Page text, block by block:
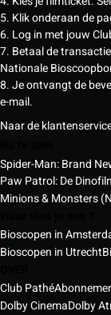
5. Klik onderaan de
6. Log in met jouw
7. Betaal de
Nationale
8. Je ontvangt de
e-mail.
Naar de
Spider-Man: Brand
Paw Patrol: De
Minions & Monsters
Bioscopen in
Bioscopen in Utrecht
Club Pathé
Dolby CinemaDolby